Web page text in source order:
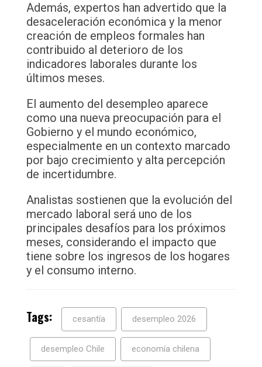
Además, expertos han advertido que la
desaceleración económica y la menor
creación de empleos formales han
contribuido al deterioro de los
indicadores laborales durante los
últimos meses.
El aumento del desempleo aparece
como una nueva preocupación para el
Gobierno y el mundo económico,
especialmente en un contexto marcado
por bajo crecimiento y alta percepción
de incertidumbre.
Analistas sostienen que la evolución del
mercado laboral será uno de los
principales desafíos para los próximos
meses, considerando el impacto que
tiene sobre los ingresos de los hogares
y el consumo interno.
Tags: cesantía desempleo 2026
desempleo Chile economía chilena